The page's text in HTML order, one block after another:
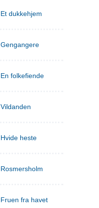
Et dukkehjem
Gengangere
En folkefiende
Vildanden
Hvide heste
Rosmersholm
Fruen fra havet